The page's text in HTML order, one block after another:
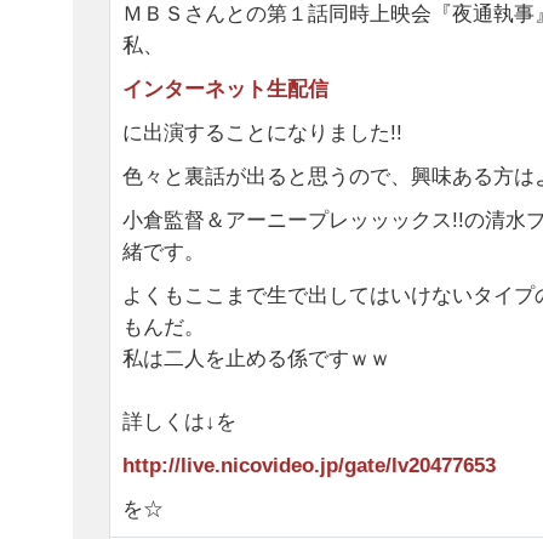
ＭＢＳさんとの第１話同時上映会『夜通執事
私、
インターネット生配信
に出演することになりました!!
色々と裏話が出ると思うので、興味ある方は
小倉監督＆アーニープレッッックス!!の清水
緒です。
よくもここまで生で出してはいけないタイ
もんだ。
私は二人を止める係ですｗｗ
詳しくは↓を
http://live.nicovideo.jp/gate/lv20477653
を☆